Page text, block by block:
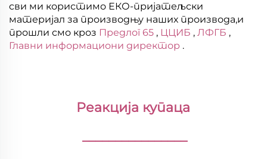
сви ми користимо ЕКО-пријатељски
материјал за производњу наших производа,и
прошли смо кроз Предлог 65 , ЦЦИБ , ЛФГБ ,
Главни информациони директор .
Реакција купаца
________________